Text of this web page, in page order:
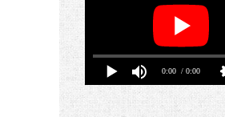
0:00 / 0:00